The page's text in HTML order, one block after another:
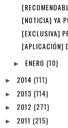
[NOTICIA] YA
[EXCLUSIVA]
[APLICACIÓN]
► ENERO (10)
► 2014 (111)
► 2013 (114)
► 2012 (271)
► 2011 (215)